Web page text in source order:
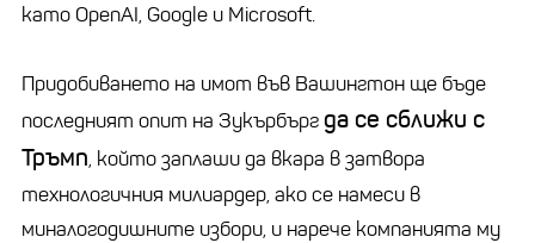
като OpenAI, Google и Microsoft.
Придобиването на имот във Вашингтон ще бъде
последният опит на Зукърбърг да се сближи с
Тръмп, който заплаши да вкара в затвора
технологичния милиардер, ако се намеси в
миналогодишните избори, и нарече компанията му